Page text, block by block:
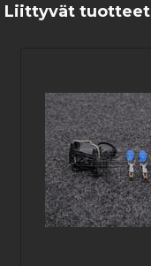
Liittyvät tuotteet